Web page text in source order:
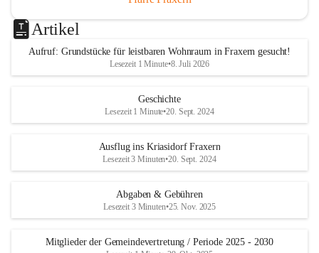
Artikel
Aufruf: Grundstücke für leistbaren Wohnraum in Fraxern gesucht!
Lesezeit 1 Minute•8. Juli 2026
Geschichte
Lesezeit 1 Minute•20. Sept. 2024
Ausflug ins Kriasidorf Fraxern
Lesezeit 3 Minuten•20. Sept. 2024
Abgaben & Gebühren
Lesezeit 3 Minuten•25. Nov. 2025
Mitglieder der Gemeindevertretung / Periode 2025 - 2030